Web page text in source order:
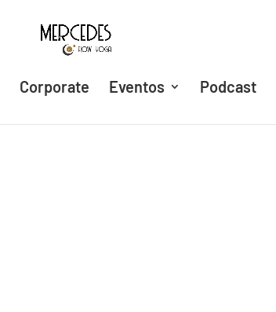
Corporate Eventos Podcast